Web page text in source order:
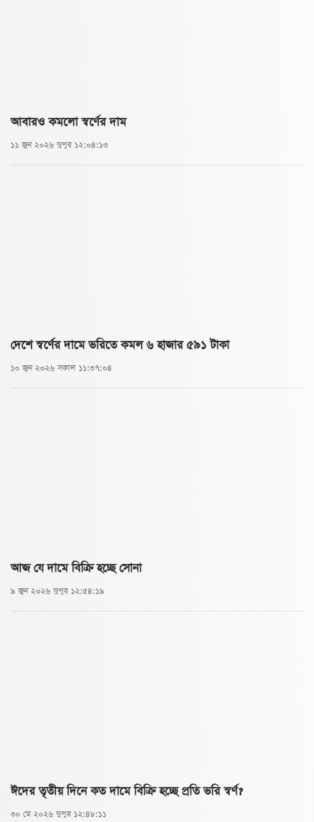
আবারও কমলো স্বর্ণের দাম
১১ জুন ২০২৬ দুপুর ১২:০৪:১৩
দেশে স্বর্ণের দামে ভরিতে কমল ৬ হাজার ৫৯১ টাকা
১০ জুন ২০২৬ সকাল ১১:৩৭:০৪
আজ যে দামে বিক্রি হচ্ছে সোনা
৯ জুন ২০২৬ দুপুর ১২:৫৪:১৯
ঈদের তৃতীয় দিনে কত দামে বিক্রি হচ্ছে প্রতি ভরি স্বর্ণ?
৩০ মে ২০২৬ দুপুর ১২:৪৮:১১